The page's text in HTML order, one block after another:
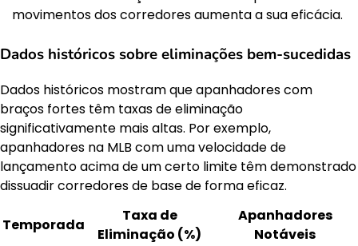
movimentos dos corredores aumenta a sua eficácia.
Dados históricos sobre eliminações bem-sucedidas
Dados históricos mostram que apanhadores com
braços fortes têm taxas de eliminação
significativamente mais altas. Por exemplo,
apanhadores na MLB com uma velocidade de
lançamento acima de um certo limite têm demonstrado
dissuadir corredores de base de forma eficaz.
Temporada
Taxa de
Eliminação (%)
Apanhadores
Notáveis